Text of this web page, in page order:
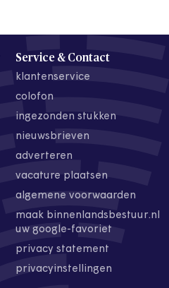
Service & Contact
klantenservice
colofon
ingezonden stukken
nieuwsbrieven
adverteren
vacature plaatsen
algemene voorwaarden
maak binnenlandsbestuur.nl
uw google-favoriet
privacy statement
privacyinstellingen